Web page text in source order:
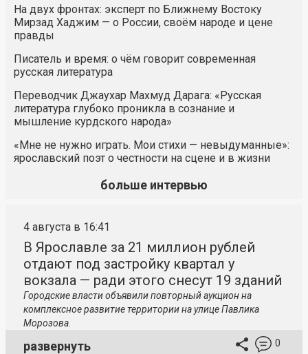
На двух фронтах: эксперт по Ближнему Востоку
Мирзад Хаджим — о России, своём народе и цене
правды
Писатель и время: о чём говорит современная
русская литература
Переводчик Джаухар Махмуд Дарага: «Русская
литература глубоко проникла в сознание и
мышление курдского народа»
«Мне не нужно играть. Мои стихи — невыдуманные»:
ярославский поэт о честности на сцене и в жизни
больше интервью
4 августа в 16:41
В Ярославле за 21 миллион рублей
отдают под застройку квартал у
вокзала — ради этого снесут 19 зданий
Городские власти объявили повторный аукцион на
комплексное развитие территории на улице Павлика
Морозова.
развернуть 0